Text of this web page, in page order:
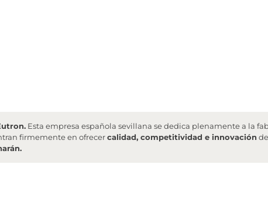
. Esta empresa española sevillana se dedica plenamente a la
firmemente en ofrecercalidad, competitividad e innovación